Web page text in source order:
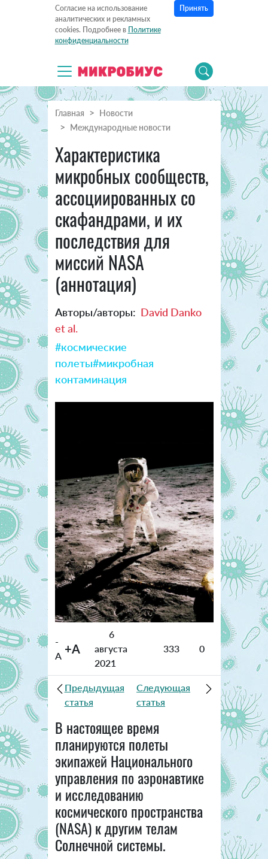
Согласие на использование
аналитических и рекламных
cookies. Подробнее в Политике
конфиденциальности
Принять
Главная
Новости
Международные новости
Характеристика
микробных сообществ,
ассоциированных со
скафандрами, и их
последствия для
миссий NASA
(аннотация)
Авторы/авторы: David Danko
et al.
#космические
полеты#микробная
контаминация
-
A +A
6
августа
2021
333 0
Предыдущая
статья
Следующая
статья
В настоящее время
планируются полеты
экипажей Национального
управления по аэронавтике
и исследованию
космического пространства
(NASA) к другим телам
Солнечной системы.